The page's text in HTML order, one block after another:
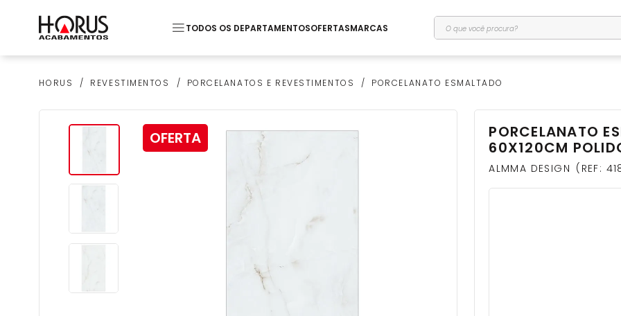
TODOS OS DEPARTAMENTOSOFERTASMARCAS O que você procura?
HORUS REVESTIMENTOS PORCELANATOS E REVESTIMENTOS PORCELANATO ESMALTADO
OFERTA
PORCELANATO
60X120CM
ALMMA DESIGN REF:
2 º Piso